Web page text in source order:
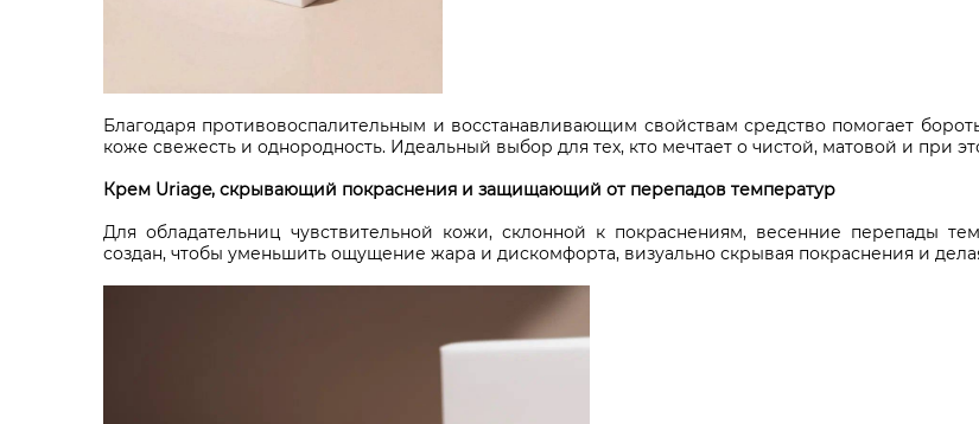
Благодаря противовоспалительным и восстанавливающим свойствам средство помогает
коже свежесть и однородность. Идеальный выбор для тех, кто мечтает о чистой, матовой и при
Крем Uriage, скрывающий покраснения и защищающий от перепадов температур
Для обладательниц чувствительной кожи, склонной к покраснениям, весенние перепады
создан, чтобы уменьшить ощущение жара и дискомфорта, визуально скрывая покраснения и